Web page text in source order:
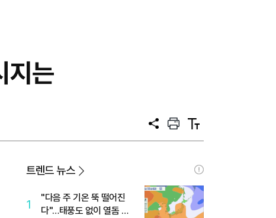
지는
공
프
트
텍
트
트렌드 뉴스
1
"다음 주 기온 뚝 떨어진
다"…태풍도 없이 열돔 박